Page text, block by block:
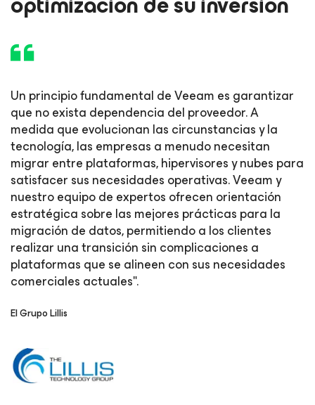
Un principio fundamental de Veeam es garantizar
que no exista dependencia del proveedor. A
medida que evolucionan las circunstancias y la
tecnología, las empresas a menudo necesitan
migrar entre plataformas, hipervisores y nubes para
satisfacer sus necesidades operativas. Veeam y
nuestro equipo de expertos ofrecen orientación
estratégica sobre las mejores prácticas para la
migración de datos, permitiendo a los clientes
realizar una transición sin complicaciones a
plataformas que se alineen con sus necesidades
comerciales actuales".
El Grupo Lillis